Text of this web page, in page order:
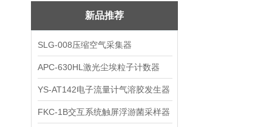
新品推荐
SLG-008压缩空气采集器
APC-630HL激光尘埃粒子计数器
YS-AT142电子流量计气溶胶发生器
FKC-1B交互系统触屏浮游菌采样器